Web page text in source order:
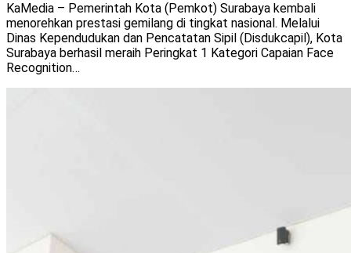
KaMedia – Pemerintah Kota (Pemkot) Surabaya kembali
menorehkan prestasi gemilang di tingkat nasional. Melalui
Dinas Kependudukan dan Pencatatan Sipil (Disdukcapil), Kota
Surabaya berhasil meraih Peringkat 1 Kategori Capaian Face
Recognition…